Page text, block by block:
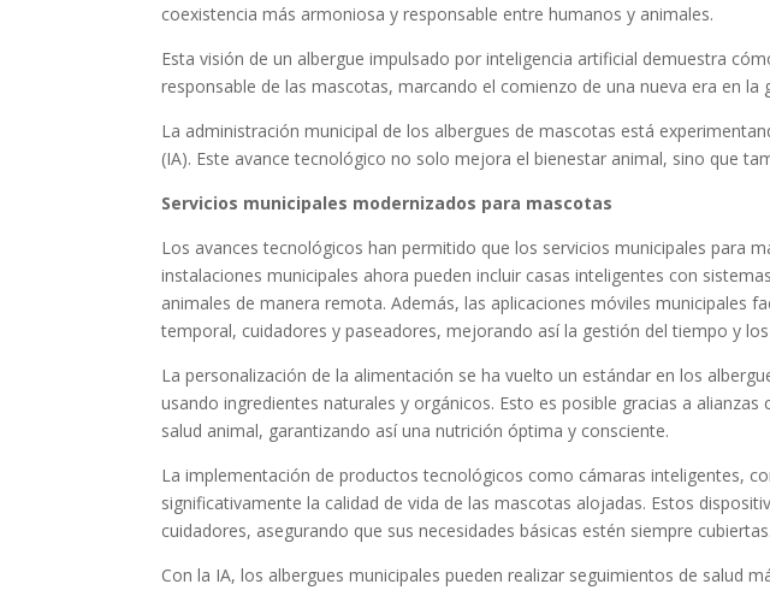
coexistencia más armoniosa y responsable entre humanos y animales.
Esta visión de un albergue impulsado por inteligencia artificial demuestra
responsable de las mascotas, marcando el comienzo de una nueva era en la
La administración municipal de los albergues de mascotas está
(IA). Este avance tecnológico no solo mejora el bienestar animal, sino que
Servicios municipales modernizados para mascotas
Los avances tecnológicos han permitido que los servicios municipales para
instalaciones municipales ahora pueden incluir casas inteligentes con
animales de manera remota. Además, las aplicaciones móviles municipales
temporal, cuidadores y paseadores, mejorando así la gestión del tiempo y
La personalización de la alimentación se ha vuelto un estándar en los
usando ingredientes naturales y orgánicos. Esto es posible gracias a
salud animal, garantizando así una nutrición óptima y consciente.
La implementación de productos tecnológicos como cámaras inteligentes,
significativamente la calidad de vida de las mascotas alojadas. Estos
cuidadores, asegurando que sus necesidades básicas estén siempre cubiertas.
Con la IA, los albergues municipales pueden realizar seguimientos de salud